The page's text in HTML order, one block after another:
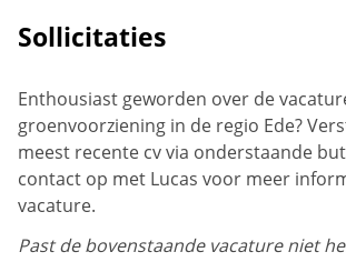
Sollicitaties
Enthousiast geworden over de
groenvoorziening in de regio Ede?
meest recente cv via onderstaande
contact op met Lucas voor meer
vacature.
Past de bovenstaande vacature niet